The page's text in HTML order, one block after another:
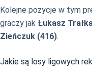
Kolejne pozycje w tym
graczy jak Łukasz
Zieńczuk (416).
Jakie są losy ligowych